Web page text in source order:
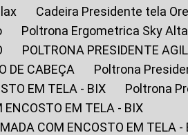
Cadeira Presidente tela
Poltrona Ergometrica Sky
POLTRONA PRESIDENTE
DE CABEÇA
Poltrona
EM TELA - BIX
Poltrona
ENCOSTO EM TELA - BIX
COM ENCOSTO EM TELA -